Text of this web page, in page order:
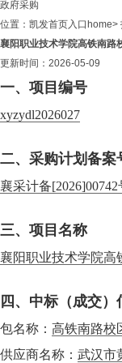
政府采购
位置： 凯发首页入口home>
襄阳职业技术学院高铁南路
更新时间：2026-05-09
一、项目编号
xyzydl2026027
二、采购计划备案
襄采计备[2026]00742
三、项目名称
襄阳职业技术学院高
四、中标（成交）
包名称： 高铁南路校
供应商名称： 武汉市